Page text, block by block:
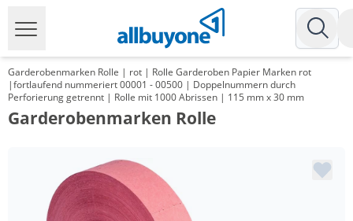
Garderobenmarken Rolle | rot | Rolle Garderoben Papier Marken rot
|fortlaufend nummeriert 00001 - 00500 | Doppelnummern durch
Perforierung getrennt | Rolle mit 1000 Abrissen | 115 mm x 30 mm
Garderobenmarken Rolle